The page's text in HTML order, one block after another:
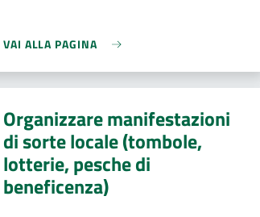
VAI ALLA PAGINA
Organizzare manifestazioni
di sorte locale (tombole,
lotterie, pesche di
beneficenza)